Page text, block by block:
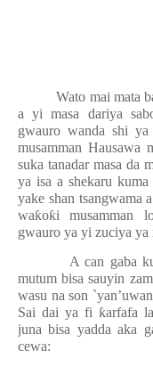
Wato mai mata
a yi masa dariya
gwauro wanda shi ya
musamman Hausawa
suka tanadar masa da
ya isa a shekaru kuma
yake shan tsangwama
waƙoƙi musamman
gwauro ya yi zuciya ya
A can gaba
mutum bisa sauyin
wasu na son
Sai dai ya fi ƙarfafa
juna bisa yadda aka
cewa: